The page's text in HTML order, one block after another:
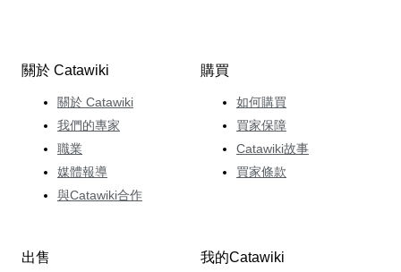
關於 Catawiki
關於 Catawiki
我們的專家
職業
媒體報導
與Catawiki合作
購買
如何購買
買家保障
Catawiki故事
買家條款
出售 我的Catawiki